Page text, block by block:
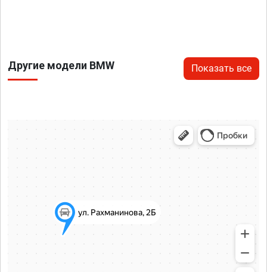
Другие модели BMW Показать все